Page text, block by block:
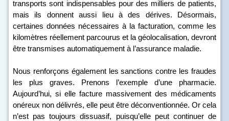
transports sont indispensables pour des milliers de patients,
mais ils donnent aussi lieu à des dérives. Désormais,
certaines données nécessaires à la facturation, comme les
kilomètres réellement parcourus et la géolocalisation, devront
être transmises automatiquement à l’assurance maladie.
Nous renforçons également les sanctions contre les fraudes
les plus graves. Prenons l’exemple d’une pharmacie.
Aujourd’hui, si elle facture massivement des médicaments
onéreux non délivrés, elle peut être déconventionnée. Or cela
n’est pas toujours dissuasif, puisqu’elle peut continuer de